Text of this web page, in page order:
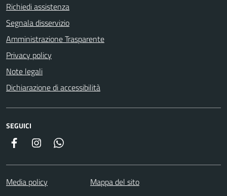
Richiedi assistenza
Segnala disservizio
Amministrazione Trasparente
Privacy policy
Note legali
Dichiarazione di accessibilità
SEGUICI
Facebook Instagram
Media policy Mappa del sito